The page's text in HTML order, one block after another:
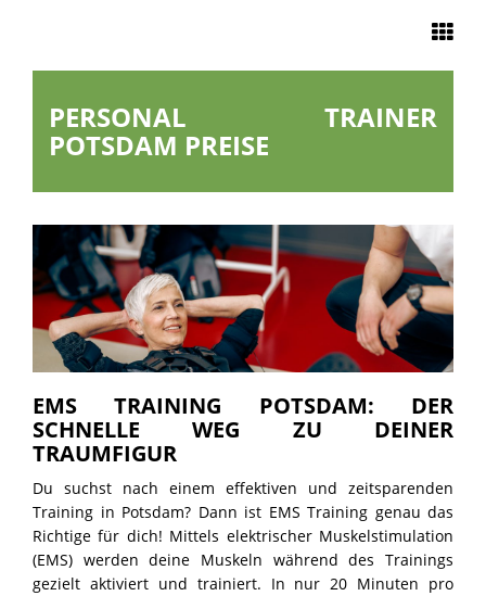
START
EMS TRAINING
UNSERE
STUDIOS
EMS ZU HAUSE
ÜBER UNS
KONTAKT &
PROBETRAINING
PERSONAL TRAINER
POTSDAM PREISE
EMS TRAINING POTSDAM: DER
SCHNELLE WEG ZU DEINER
TRAUMFIGUR
Du suchst nach einem effektiven und zeitsparenden
Training in Potsdam? Dann ist EMS Training genau das
Richtige für dich! Mittels elektrischer Muskelstimulation
(EMS) werden deine Muskeln während des Trainings
gezielt aktiviert und trainiert. In nur 20 Minuten pro